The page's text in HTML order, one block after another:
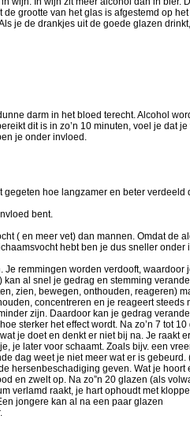
grootte van het glas is afgestemd op het
je de drankjes uit de goede glazen
darm in het bloed terecht. Alcohol
dit is in zo’n 10 minuten, voel je dat je
je onder invloed.
hoe langzamer en beter verdeeld
bent.
( en meer vet) dan mannen. Omdat de
hebt ben je dus sneller onder
remmingen worden verdooft, waardoor
al snel je gedrag en stemming
zien, bewegen, onthouden, reageren)
concentreren en je reageert steeds
zijn. Daardoor kan je gedrag
sterker het effect wordt. Na zo’n 7 tot 10
je doet en denkt er niet bij na. Je raakt
je later voor schaamt. Zoals bijv. een
dag weet je niet meer wat er is gebeurd.
hersenbeschadiging geven. Wat je hoort
en zwelt op. Na zo”n 20 glazen (als
verlamd raakt, je hart ophoudt met
jongere kan al na een paar glazen